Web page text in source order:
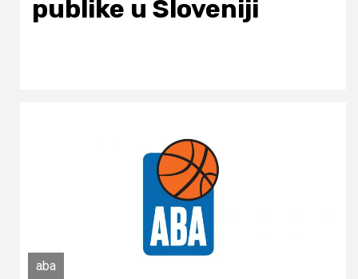
publike u Sloveniji
aba